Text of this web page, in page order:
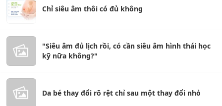
Chỉ siêu âm thôi có đủ không
"Siêu âm đủ lịch rồi, có cần siêu âm hình thái học
kỹ nữa không?"
Da bé thay đổi rõ rệt chỉ sau một thay đổi nhỏ